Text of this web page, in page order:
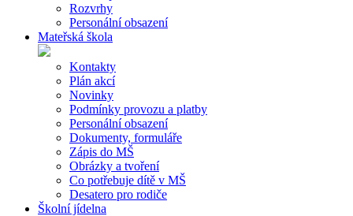
Rozvrhy
Personální obsazení
Mateřská škola
Kontakty
Plán akcí
Novinky
Podmínky provozu a platby
Personální obsazení
Dokumenty, formuláře
Zápis do MŠ
Obrázky a tvoření
Co potřebuje dítě v MŠ
Desatero pro rodiče
Školní jídelna